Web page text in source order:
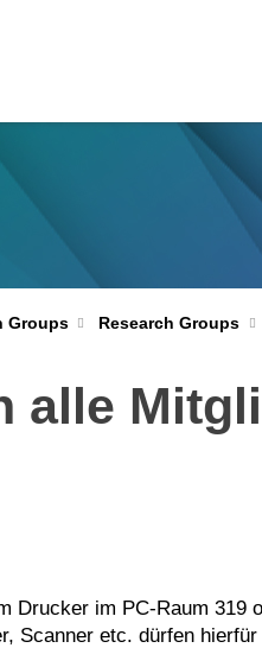
Groups Research Groups
alle
Drucker im PC-Raum
Scanner etc. dürfen